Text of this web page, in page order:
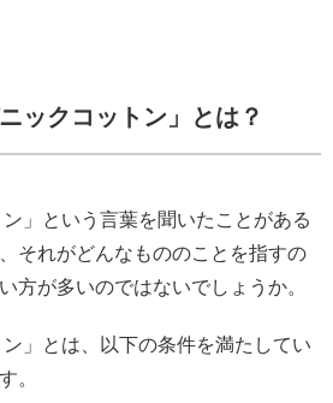
ックコットン」とは？
ン」という言葉を聞いたことがある
それがどんなもののことを指すの
方が多いのではないでしょうか。
ン」とは、以下の条件を満たしてい
。